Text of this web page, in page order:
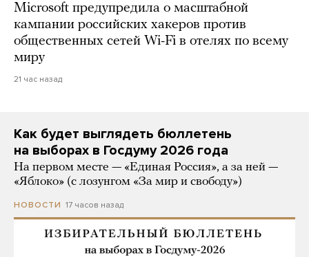
Microsoft предупредила о масштабной
кампании российских хакеров против
общественных сетей Wi-Fi в отелях по всему
миру
21 час назад
Как будет выглядеть бюллетень
на выборах в Госдуму 2026 года
На первом месте — «Единая Россия», а за ней —
«Яблоко» (с лозунгом «За мир и свободу»)
НОВОСТИ 17 часов назад